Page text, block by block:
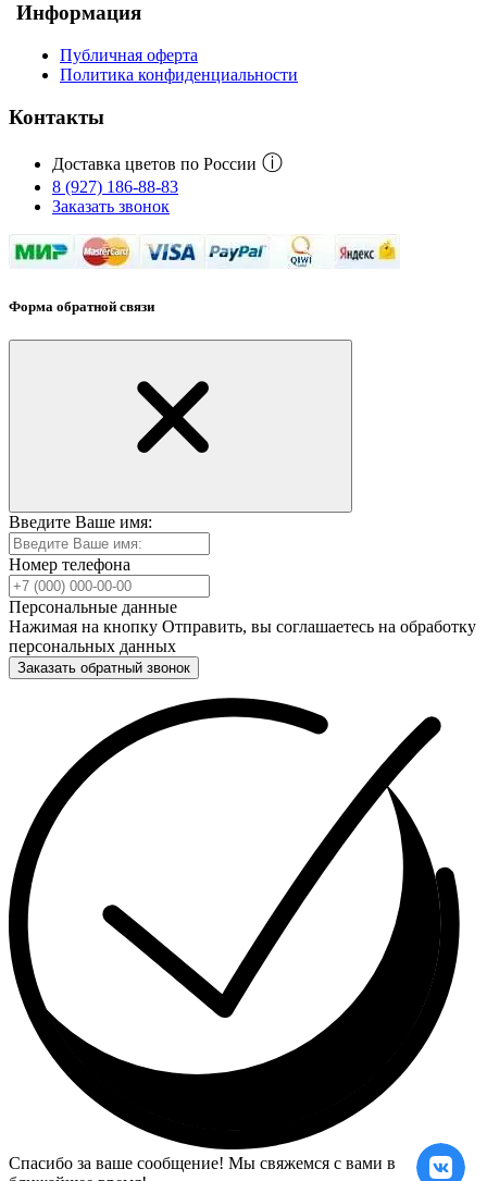
Информация
Публичная оферта
Политика конфиденциальности
Контакты
Доставка цветов по России ⓘ
8 (927) 186-88-83
Заказать звонок
Форма обратной связи
Введите Ваше имя:
Номер телефона
Персональные данные
Нажимая на кнопку Отправить, вы соглашаетесь на обработку
персональных данных
Заказать обратный звонок
Спасибо за ваше сообщение! Мы свяжемся с вами в